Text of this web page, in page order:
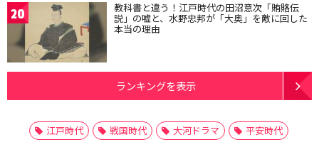
20 教科書と違う！江戸時代の田沼意次「賄賂伝
説」の嘘と、水野忠邦が「大奥」を敵に回した
本当の理由
ランキングを表示
江戸時代 戦国時代 大河ドラマ
平安時代